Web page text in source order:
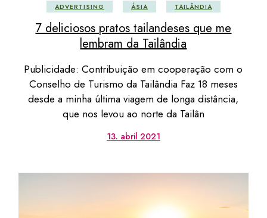
ADVERTISING ÁSIA TAILÂNDIA
7 deliciosos pratos tailandeses que me
lembram da Tailândia
Publicidade: Contribuição em cooperação com o
Conselho de Turismo da Tailândia Faz 18 meses
desde a minha última viagem de longa distância,
que nos levou ao norte da Tailân
13. abril 2021